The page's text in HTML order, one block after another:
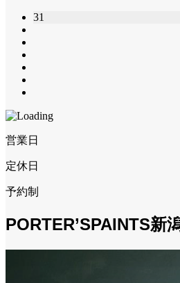
31
営業日
定休日
予約制
PORTER’SPAINTS新